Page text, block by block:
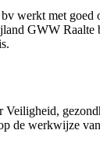
werkt met goed
GWW Raalte
de werkwijze